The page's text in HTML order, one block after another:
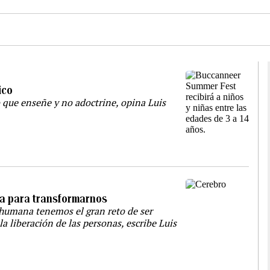
enseñe y no adoctrine, opina Luis
para transformarnos
tenemos el gran reto de ser
liberación de las personas, escribe Luis